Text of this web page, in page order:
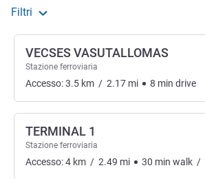
Filtri
VECSES VASUTALLOMAS
Stazione ferroviaria
Accesso:3.5 km / 2.17 mi 8 min drive
TERMINAL 1
Stazione ferroviaria
Accesso:4 km / 2.49 mi 30 min walk /